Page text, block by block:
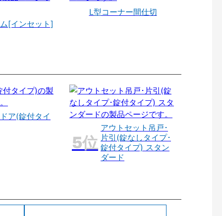
[インセット]
L型コーナー間仕切
ア(錠付タイ
アウトセット吊戸･
片引(錠なしタイプ･
錠付タイプ) スタン
ダード